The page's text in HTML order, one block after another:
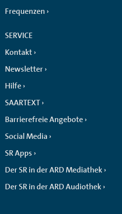
Frequenzen
SERVICE
Kontakt
Newsletter
Hilfe
SAARTEXT
Barrierefreie Angebote
Social Media
SR Apps
Der SR in der ARD Mediathek
Der SR in der ARD Audiothek